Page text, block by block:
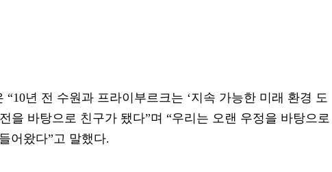
“10년 전 수원과 프라이부르크는 ‘지속 가능한 미래 환경 도
을 바탕으로 친구가 됐다”며 “우리는 오랜 우정을 바탕으로
어왔다”고 말했다.